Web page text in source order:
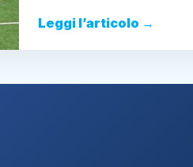
Leggi l’articolo →